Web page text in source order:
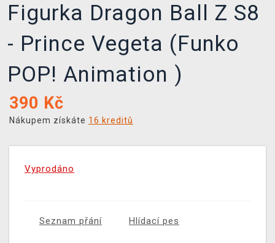
Figurka Dragon Ball Z S8
- Prince Vegeta (Funko
POP! Animation )
390 Kč
Nákupem získáte 16 kreditů
Vyprodáno
Seznam přání Hlídací pes